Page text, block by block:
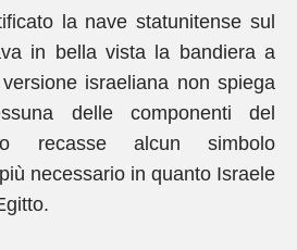
la nave statunitense sul
in bella vista la bandiera a
israeliana non spiega
delle componenti del
recasse alcun simbolo
necessario in quanto Israele